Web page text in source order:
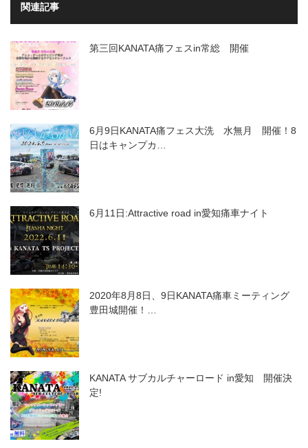
関連記事
第三回KANATA痛フェスin常総 開催
6月9日KANATA痛フェス大洗 水無月 開催！8
日はキャンプカ…
6月11日:Attractive road in愛知痛車ナイト
2020年8月8日、9日KANATA痛車ミーティング
豊田城開催！…
KANATA サブカルチャーロード in愛知 開催決
定!